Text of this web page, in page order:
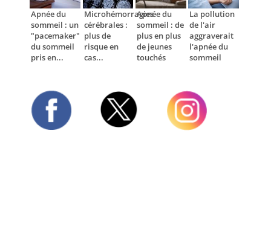
Apnée du
sommeil : un
"pacemaker"
du sommeil
pris en...
Microhémorragies
cérébrales :
plus de
risque en
cas...
Apnée du
sommeil : de
plus en plus
de jeunes
touchés
La pollution
de l'air
aggraverait
l'apnée du
sommeil